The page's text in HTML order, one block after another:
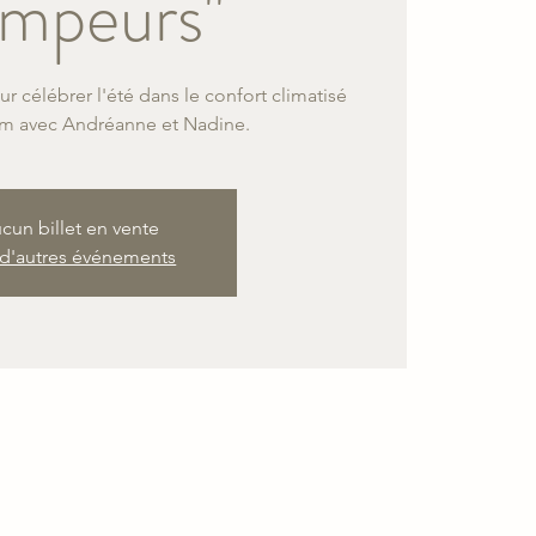
célébrer l'été dans le confort climatisé
avec Andréanne et Nadine.
billet en vente
événements